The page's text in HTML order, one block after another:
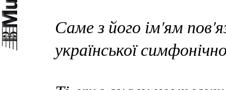
Саме з його ім'ям
української